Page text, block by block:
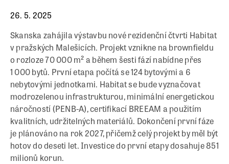
26. 5. 2025
Skanska zahájila výstavbu nové rezidenční čtvrti Habitat
v pražských Malešicích. Projekt vznikne na brownfieldu
o rozloze 70 000 m² a během šesti fází nabídne přes
1 000 bytů. První etapa počítá se 124 bytovými a 6
nebytovými jednotkami. Habitat se bude vyznačovat
modrozelenou infrastrukturou, minimální energetickou
náročností (PENB-A), certifikací BREEAM a použitím
kvalitních, udržitelných materiálů. Dokončení první fáze
je plánováno na rok 2027, přičemž celý projekt by měl být
hotov do deseti let. Investice do první etapy dosahuje 851
milionů korun.